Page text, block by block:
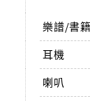
樂譜/書
耳機
喇叭